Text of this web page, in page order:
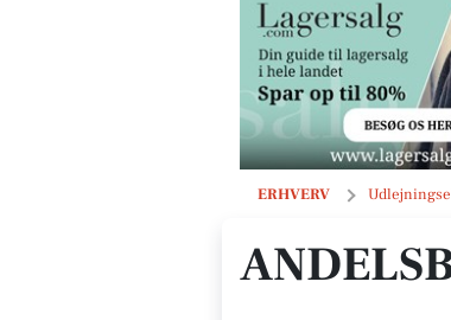
ERHVERV
Andelsboligforeningen